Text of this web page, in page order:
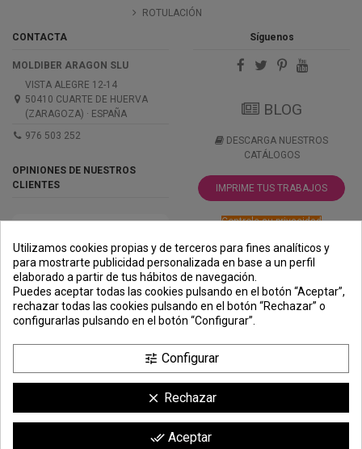
ROTULACIÓN
CONTACTA
MOLDIBER ARAGON SLU
VISTA ALEGRE 12-14
50410 CUARTE DE HUERVA
(ZARAGOZA) · ESPAÑA
976 503 252
OPINIONES DE NUESTROS
CLIENTES
Síguenos
BLOG
DESCARGA NUESTROS
CATÁLOGOS
IMPRIME TUS TRABAJOS
Controle su privacidad
PREMIOS
METODOS
DE PAGO
ENVÍO
COMERCIO
SEGURO
clic aquí para mostrar el certificado.
Utilizamos cookies propias y de terceros para fines analíticos y
para mostrarte publicidad personalizada en base a un perfil
elaborado a partir de tus hábitos de navegación.
Puedes aceptar todas las cookies pulsando en el botón “Aceptar”,
rechazar todas las cookies pulsando en el botón “Rechazar” o
configurarlas pulsando en el botón “Configurar”.
tune Configurar
clear Rechazar
done_all Aceptar